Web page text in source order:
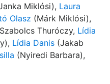
Miklósi), Laura
Olasz (Márk Miklósi),
Thuróczy, Lídia
Lídia Danis (Jakab
(Nyiredi Barbara),